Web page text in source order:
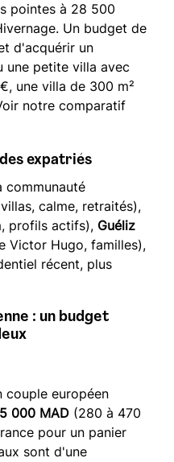
pointes à 28 500
Un budget de
d'acquérir un
une petite villa avec
une villa de 300 m²
notre comparatif
expatriés
communauté
calme, retraités),
profils actifs), Guéliz
Victor Hugo, familles),
récent, plus
: un budget
couple européen
000 MAD (280 à 470
pour un panier
sont d'une